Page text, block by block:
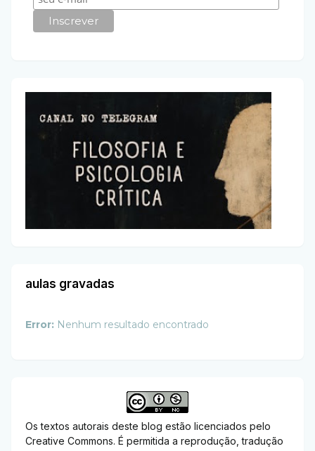
aulas gravadas
Error: Nenhum resultado encontrado
Os textos autorais deste blog estão licenciados pelo
Creative Commons. É permitida a reprodução, tradução